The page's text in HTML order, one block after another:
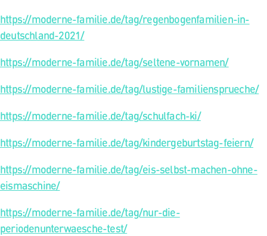
https://moderne-familie.de/tag/regenbogenfamilien-in-
deutschland-2021/
https://moderne-familie.de/tag/seltene-vornamen/
https://moderne-familie.de/tag/lustige-familiensprueche/
https://moderne-familie.de/tag/schulfach-ki/
https://moderne-familie.de/tag/kindergeburtstag-feiern/
https://moderne-familie.de/tag/eis-selbst-machen-ohne-
eismaschine/
https://moderne-familie.de/tag/nur-die-
periodenunterwaesche-test/